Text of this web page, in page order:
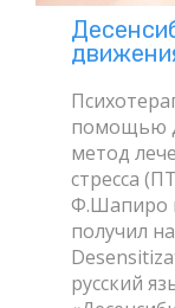
помощью
метод
стресса
Ф.Шапиро
получил
русский